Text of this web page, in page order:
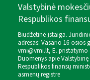
Valstybinė
Respublikos
Biudžetinė įstaiga.
adresas: Vasario 16-osios
vmi@vmi.lt, E. pristatymo
Duomenys apie
Respublikos finansų
asmenų registre